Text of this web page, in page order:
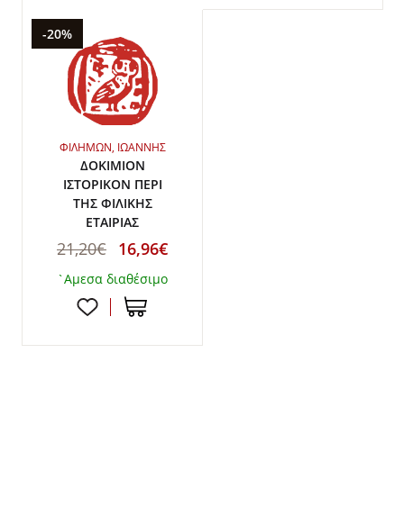
-20%
ΦΙΛΗΜΩΝ, ΙΩΑΝΝΗΣ
ΔΟΚΙΜΙΟΝ
ΙΣΤΟΡΙΚΟΝ ΠΕΡΙ
ΤΗΣ ΦΙΛΙΚΗΣ
ΕΤΑΙΡΙΑΣ
21,20€ 16,96€
`Αμεσα διαθέσιμο